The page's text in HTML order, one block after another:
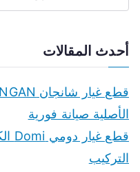
أحدث المقالات
الأصلية صيانة فورية
التركيب